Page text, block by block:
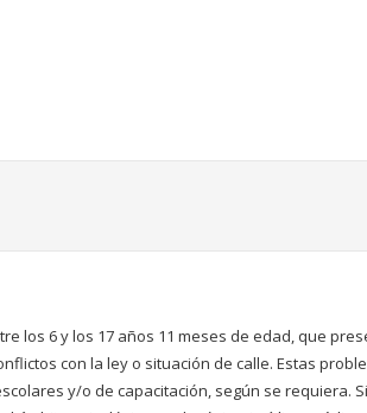
los 6 y los 17 años 11 meses de edad, que
con la ley o situación de calle. Estas
y/o de capacitación, según se